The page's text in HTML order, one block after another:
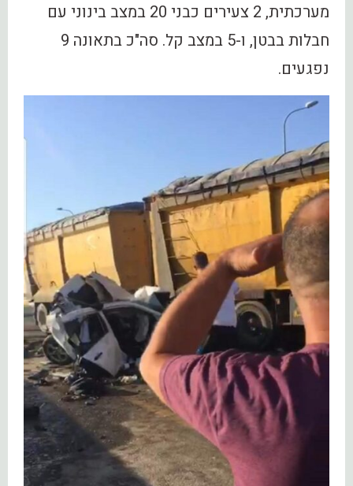
מערכתית, 2 צעירים כבני 20 במצב בינוני עם
חבלות בבטן, ו-5 במצב קל. סה"כ בתאונה 9
נפגעים.